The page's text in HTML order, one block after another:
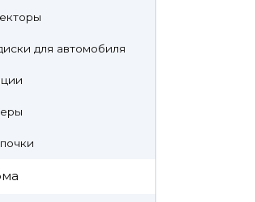
для автомобиля